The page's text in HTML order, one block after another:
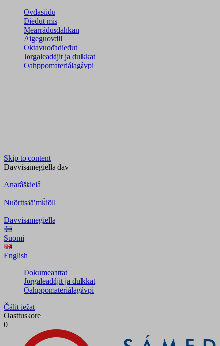
Ovdasiidu
Dieđut mis
Mearrádusdahkan
Áigeguovdil
Oktavuođadieđut
Jorgaleaddjit ja dulkkat
Oahppomateriálagávpi
Skip to content
Davvisámegiella dav
Anarâškielâ
Nuõrttsääʹmǩiõll
Davvisámegiella
Suomi
English
Dokumeanttat
Jorgaleaddjit ja dulkkat
Oahppomateriálagávpi
Čálit iežat
Oasttuskore
0